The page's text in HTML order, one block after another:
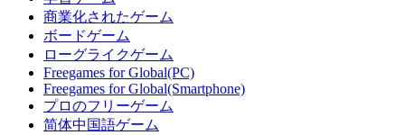
商業化されたゲーム
ボードゲーム
ローグライクゲーム
Freegames for Global(PC)
Freegames for Global(Smartphone)
プロのフリーゲーム
简体中国語ゲーム